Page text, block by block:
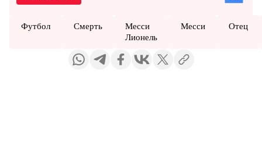
Футбол Смерть
Месси
Лионель
Месси Отец